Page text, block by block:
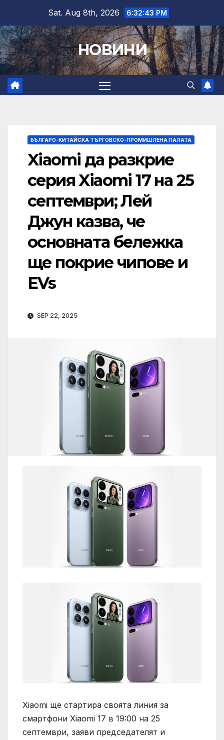
content
Sat. Aug 8th, 2026 6:32:44 PM
НОВИНИ
БЪЛГАРО-КИТАЙСКА ТЪРГОВСКО-ПРОМИШЛЕНА ПАЛАТА
Xiaomi да разкрие
серия Xiaomi 17 на 25
септември; Лей
Джун казва, че
основната бележка
ще покрие чипове и
EVs
SEP 22, 2025
Xiaomi ще стартира своята линия за
смартфони Xiaomi 17 в 19:00 на 25
септември, заяви председателят и